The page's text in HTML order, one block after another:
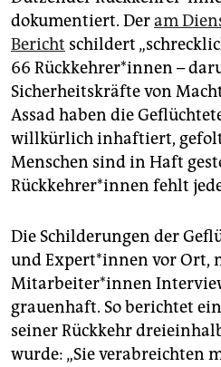
dokumentiert. Deram
Bericht schildert
66 Rück­keh­re­r*in­nen –
Sicherheitskräfte von
Assad haben die
willkürlich inhaftiert,
Menschen sind in Haft
Rück­keh­re­r*in­nen fehlt
Die Schilderungen der
und Ex­per­t*in­nen vor Ort,
Mitarbeiter*innen
grauenhaft. So berichtet
seiner Rückkehr
wurde: „Sie verabreichten